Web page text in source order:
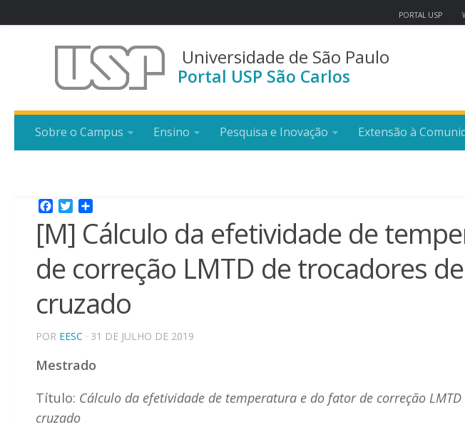
PORTAL USP
Universidade de São Paulo
Portal USP São Carlos
Sobre o Campus Ensino Pesquisa e Inovação Extensão à
Facebook
Twitter
[M] Cálculo da efetividade de
de correção LMTD de trocadores
cruzado
POR EESC · 31 DE JULHO DE 2019
Mestrado
Título: Cálculo da efetividade de temperatura e do fator de correção
cruzado